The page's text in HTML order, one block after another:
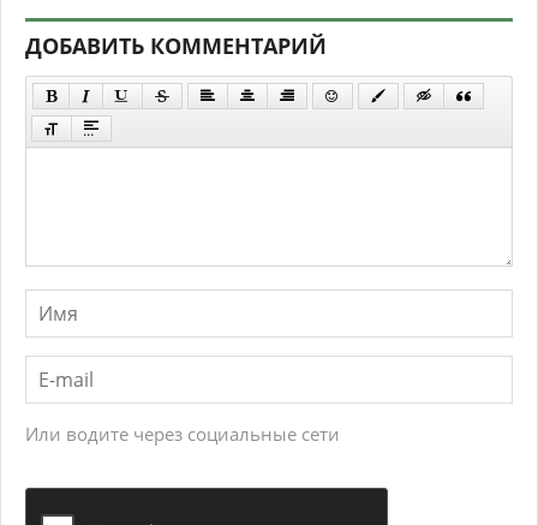
ДОБАВИТЬ КОММЕНТАРИЙ
Или водите через социальные сети